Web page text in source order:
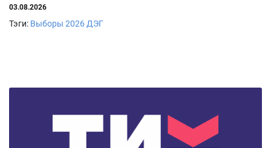
03.08.2026
Тэги: Выборы 2026ДЭГ